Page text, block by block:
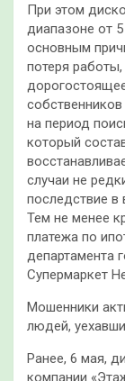
При этом
диапазоне от
основным
потеря
на период
который
случаи не
последствие в
Тем не менее
платежа по
департамента
Супермаркет
Мошенники
людей,
Ранее, 6 мая,
компании